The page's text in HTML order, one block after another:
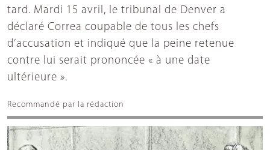
tard. Mardi 15 avril, le tribunal de Denver a
déclaré Correa coupable de tous les chefs
d’accusation et indiqué que la peine retenue
contre lui serait prononcée « à une date
ultérieure ».
Recommandé par la rédaction